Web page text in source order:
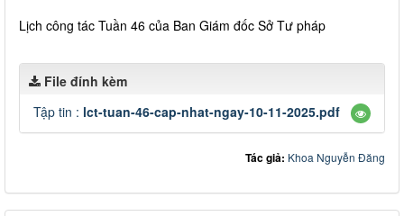
Lịch công tác Tuần 46 của Ban Giám đốc Sở Tư pháp
File đính kèm
Tập tin : lct-tuan-46-cap-nhat-ngay-10-11-2025.pdf
Tác giả: Khoa Nguyễn Đăng